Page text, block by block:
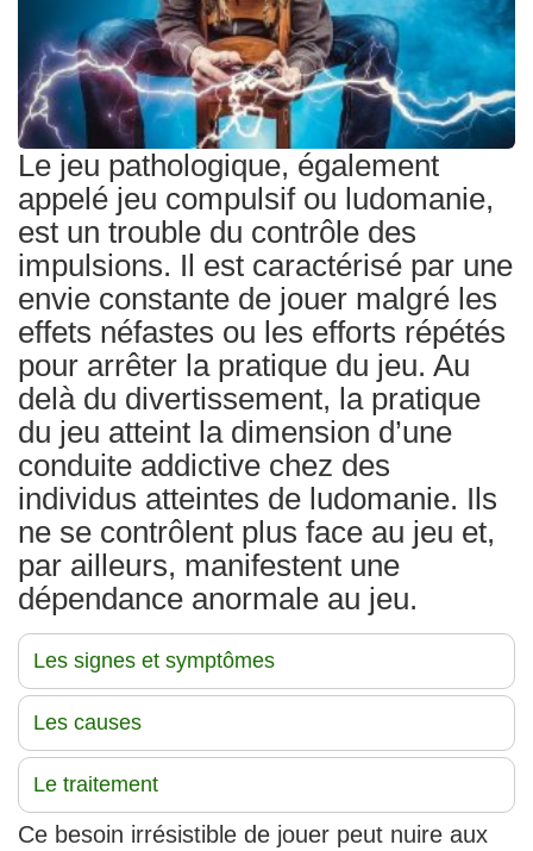
Le jeu pathologique, également
appelé jeu compulsif ou ludomanie,
est un trouble du contrôle des
impulsions. Il est caractérisé par une
envie constante de jouer malgré les
effets néfastes ou les efforts répétés
pour arrêter la pratique du jeu. Au
delà du divertissement, la pratique
du jeu atteint la dimension d’une
conduite addictive chez des
individus atteintes de ludomanie. Ils
ne se contrôlent plus face au jeu et,
par ailleurs, manifestent une
dépendance anormale au jeu.
Les signes et symptômes
Les causes
Le traitement
Ce besoin irrésistible de jouer peut nuire aux